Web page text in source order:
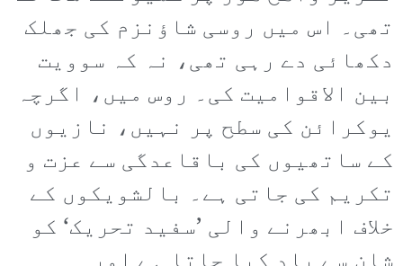
تھی۔ اس میں روسی شاؤنزم کی جھلک
دکھائی دے رہی تھی، نہ کہ سوویت
بین الاقوامیت کی۔ روس میں، اگرچہ
یوکرائن کی سطح پر نہیں، نازیوں
کے ساتھیوں کی باقاعدگی سے عزت و
تکریم کی جاتی ہے۔ بالشویکوں کے
خلاف ابھرنے والی ’سفید تحریک‘ کو